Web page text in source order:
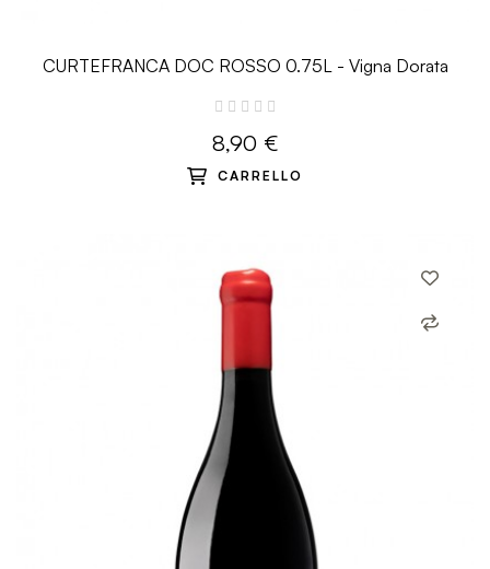
CURTEFRANCA DOC ROSSO 0.75L - Vigna Dorata
8,90 €
CARRELLO